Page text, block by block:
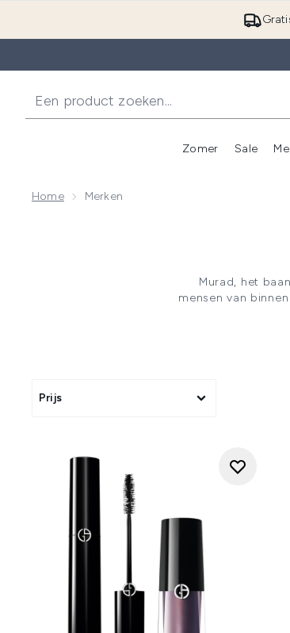
Zomer Sale
Home Merken
Murad, het
mensen van
Prijs